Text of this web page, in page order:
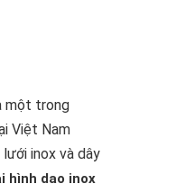
một trong
Việt Nam
inox và dây
hình dao inox